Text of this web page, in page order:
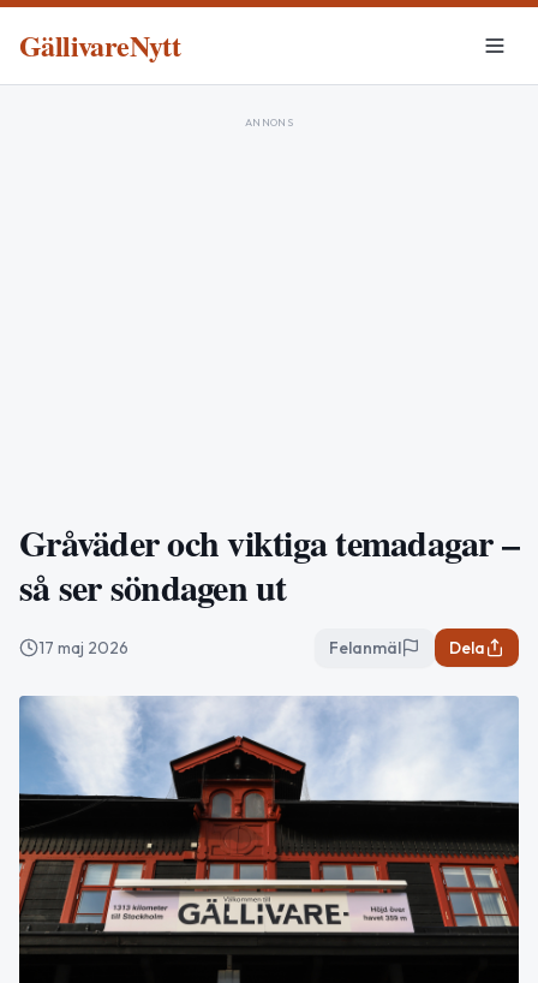
GällivareNytt
ANNONS
Gråväder och viktiga temadagar –
så ser söndagen ut
17 maj 2026 Felanmäl Dela